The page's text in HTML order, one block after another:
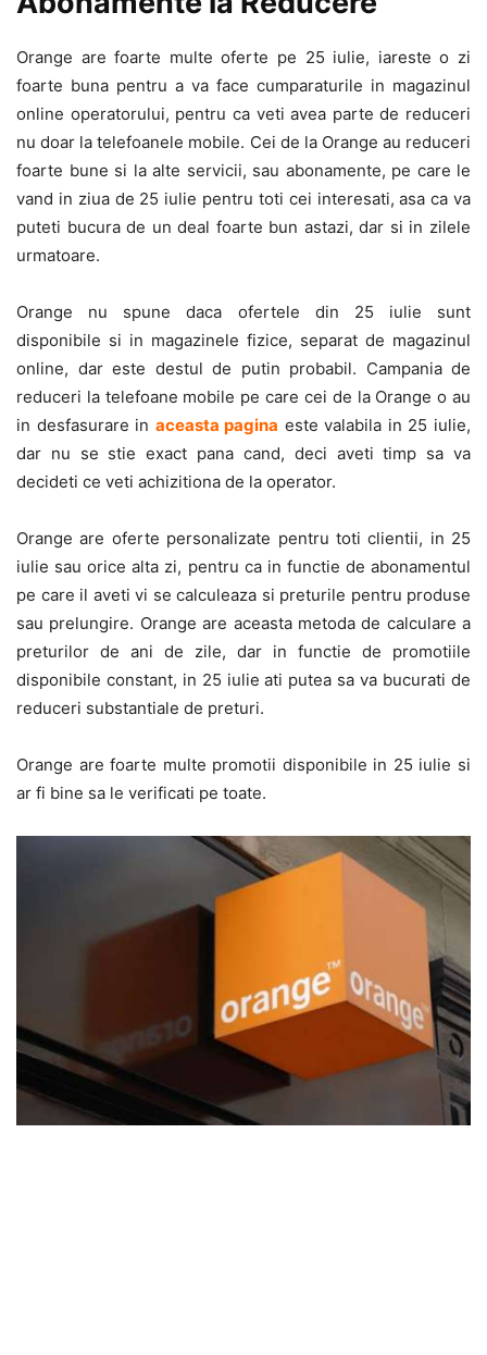
Orange are foarte multe oferte pe 25 iulie, iareste o zi
foarte buna pentru a va face cumparaturile in magazinul
online operatorului, pentru ca veti avea parte de reduceri
nu doar la telefoanele mobile. Cei de la Orange au reduceri
foarte bune si la alte servicii, sau abonamente, pe care le
vand in ziua de 25 iulie pentru toti cei interesati, asa ca va
puteti bucura de un deal foarte bun astazi, dar si in zilele
urmatoare.
Orange nu spune daca ofertele din 25 iulie sunt
disponibile si in magazinele fizice, separat de magazinul
online, dar este destul de putin probabil. Campania de
reduceri la telefoane mobile pe care cei de la Orange o au
in desfasurare in aceasta pagina este valabila in 25 iulie,
dar nu se stie exact pana cand, deci aveti timp sa va
decideti ce veti achizitiona de la operator.
Orange are oferte personalizate pentru toti clientii, in 25
iulie sau orice alta zi, pentru ca in functie de abonamentul
pe care il aveti vi se calculeaza si preturile pentru produse
sau prelungire. Orange are aceasta metoda de calculare a
preturilor de ani de zile, dar in functie de promotiile
disponibile constant, in 25 iulie ati putea sa va bucurati de
reduceri substantiale de preturi.
Orange are foarte multe promotii disponibile in 25 iulie si
ar fi bine sa le verificati pe toate.